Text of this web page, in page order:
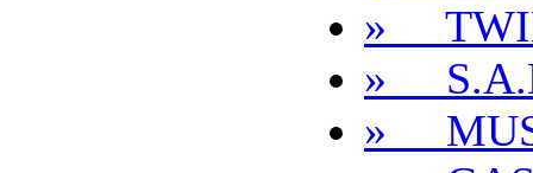
»
»
»